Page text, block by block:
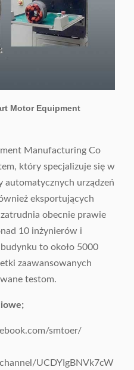
Motor Equipment
Manufacturing Co
który specjalizuje się w
automatycznych urządzeń
eksportujących
obecnie prawie
10 inżynierów i
to około 5000
zaawansowanych
testom.
smtoer/
UCDYIgBNVk7cW